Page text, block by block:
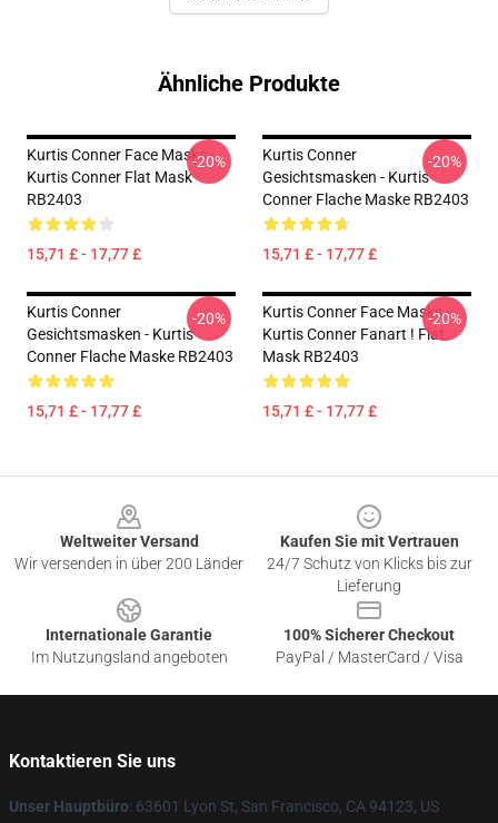
Ähnliche Produkte
Kurtis Conner Face Masks -
Kurtis Conner Flat Mask
RB2403
15,71 £ - 17,77 £
-20%
Kurtis Conner
Gesichtsmasken - Kurtis
Conner Flache Maske RB2403
15,71 £ - 17,77 £
-20%
Kurtis Conner
Gesichtsmasken - Kurtis
Conner Flache Maske RB2403
15,71 £ - 17,77 £
-20%
Kurtis Conner Face Masks -
Kurtis Conner Fanart ! Flat
Mask RB2403
15,71 £ - 17,77 £
-20%
Weltweiter Versand
Wir versenden in über 200 Länder
Kaufen Sie mit Vertrauen
24/7 Schutz von Klicks bis zur
Lieferung
Internationale Garantie
Im Nutzungsland angeboten
100% Sicherer Checkout
PayPal / MasterCard / Visa
Kontaktieren Sie uns
Unser Hauptbüro: 63601 Lyon St, San Francisco, CA 94123, US